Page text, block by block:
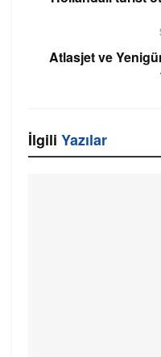
Atlasjet ve
İlgili Yazılar